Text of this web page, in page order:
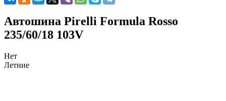
Автошина Pirelli Formula Rosso
235/60/18 103V
Нет
Летние